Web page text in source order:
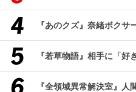
『あのクズ』奈緒ボクサ
『若草物語』相手に「好
『全領域異常解決室』人